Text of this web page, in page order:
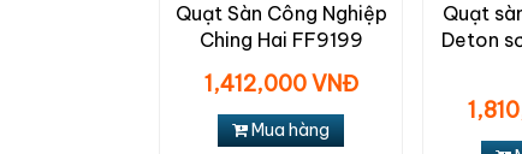
Quạt Sàn Công Nghiệp
Ching Hai FF9199
1,412,000 VNĐ
Mua hàng
Quạt
Deton